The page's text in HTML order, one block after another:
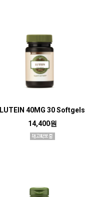
LUTEIN 40MG 30 Softgels
14,400원